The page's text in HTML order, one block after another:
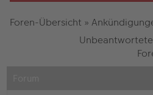
Foren-Übersicht »